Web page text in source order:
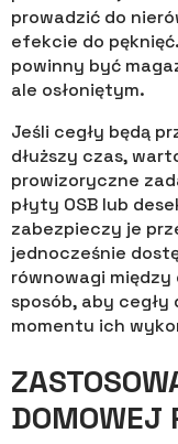
prowadzić do
efekcie do
powinny być
ale osłoniętym.
Jeśli cegły będą
dłuższy czas,
prowizoryczne
płyty OSB lub
zabezpieczy je
jednocześnie
równowagi
sposób, aby
momentu ich
DOMOWEJ